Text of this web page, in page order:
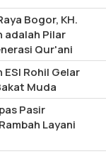
Bogor, KH.
adalah Pilar
Qur'ani
ESI Rohil Gelar
Muda
Pasir
Layani